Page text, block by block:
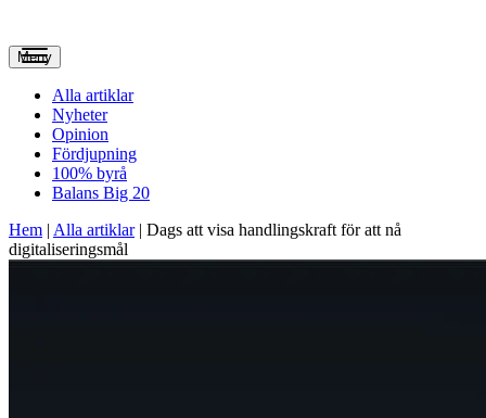
Meny
Alla artiklar
Nyheter
Opinion
Fördjupning
100% byrå
Balans Big 20
Hem | Alla artiklar| Dags att visa handlingskraft för att nå
digitaliseringsmål